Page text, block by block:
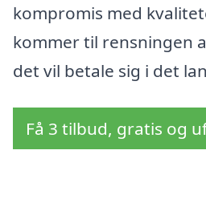
kompromis med
kommer til rensningen
det vil betale sig i det
Få 3 tilbud, gratis og